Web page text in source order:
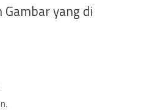
Gambar yang di